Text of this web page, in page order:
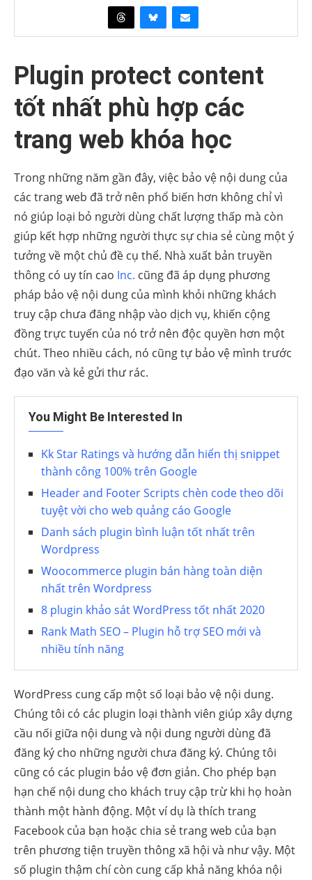
Plugin protect content
tốt nhất phù hợp các
trang web khóa học
Trong những năm gần đây, việc bảo vệ nội dung của
các trang web đã trở nên phổ biến hơn không chỉ vì
nó giúp loại bỏ người dùng chất lượng thấp mà còn
giúp kết hợp những người thực sự chia sẻ cùng một ý
tưởng về một chủ đề cụ thể. Nhà xuất bản truyền
thông có uy tín cao Inc. cũng đã áp dụng phương
pháp bảo vệ nội dung của mình khỏi những khách
truy cập chưa đăng nhập vào dịch vụ, khiến cộng
đồng trực tuyến của nó trở nên độc quyền hơn một
chút. Theo nhiều cách, nó cũng tự bảo vệ mình trước
đạo văn và kẻ gửi thư rác.
You Might Be Interested In
Kk Star Ratings và hướng dẫn hiển thị snippet
thành công 100% trên Google
Header and Footer Scripts chèn code theo dõi
tuyệt vời cho web quảng cáo Google
Danh sách plugin bình luận tốt nhất trên
Wordpress
Woocommerce plugin bán hàng toàn diện
nhất trên Wordpress
8 plugin khảo sát WordPress tốt nhất 2020
Rank Math SEO – Plugin hỗ trợ SEO mới và
nhiều tính năng
WordPress cung cấp một số loại bảo vệ nội dung.
Chúng tôi có các plugin loại thành viên giúp xây dựng
cầu nối giữa nội dung và nội dung người dùng đã
đăng ký cho những người chưa đăng ký. Chúng tôi
cũng có các plugin bảo vệ đơn giản. Cho phép bạn
hạn chế nội dung cho khách truy cập trừ khi họ hoàn
thành một hành động. Một ví dụ là thích trang
Facebook của bạn hoặc chia sẻ trang web của bạn
trên phương tiện truyền thông xã hội và như vậy. Một
số plugin thậm chí còn cung cấp khả năng khóa nội